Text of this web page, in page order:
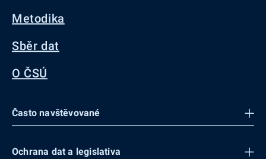
Metodika
Sběr dat
O ČSÚ
Často navštěvované
Ochrana dat a legislativa